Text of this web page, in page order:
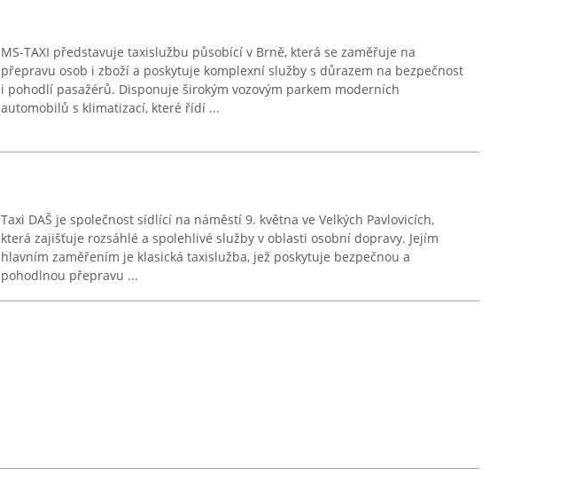
MS-TAXI představuje taxislužbu působící v Brně, která se zaměřuje na
přepravu osob i zboží a poskytuje komplexní služby s důrazem na bezpečnost
i pohodlí pasažérů. Disponuje širokým vozovým parkem moderních
automobilů s klimatizací, které řídí ...
Taxi DAŠ je společnost sídlící na náměstí 9. května ve Velkých Pavlovicích,
která zajišťuje rozsáhlé a spolehlivé služby v oblasti osobní dopravy. Jejím
hlavním zaměřením je klasická taxislužba, jež poskytuje bezpečnou a
pohodlnou přepravu ...